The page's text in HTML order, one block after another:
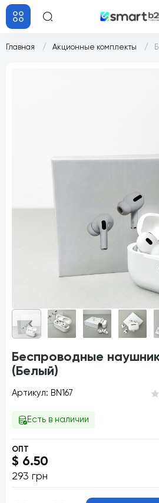
Главная Акционные комплекты
Беспроводные
(Белый)
Артикул: BN167
Есть в наличии
ОПТ
$ 6.50
293 грн